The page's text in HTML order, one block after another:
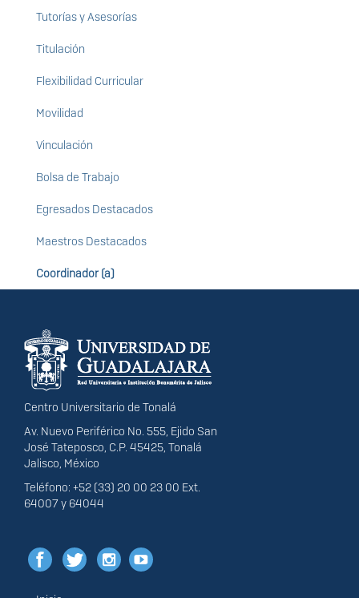
Tutorías y Asesorías
Titulación
Flexibilidad Curricular
Movilidad
Vinculación
Bolsa de Trabajo
Egresados Destacados
Maestros Destacados
Coordinador (a)
Información del
portal
Centro Universitario de Tonalá
Av. Nuevo Periférico No. 555, Ejido San
José Tateposco, C.P. 45425, Tonalá
Jalisco, México
Teléfono: +52 (33) 20 00 23 00 Ext.
64007 y 64044